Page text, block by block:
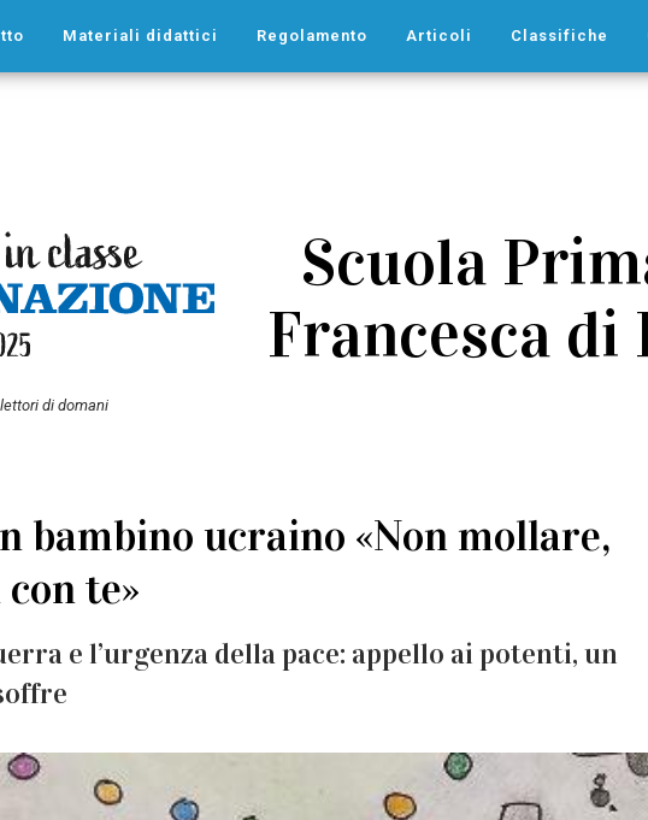
Materiali didattici Regolamento Articoli Classifiche
di domani
Scuola
Francesca di
bambino ucraino «Non mollare,
te»
e l’urgenza della pace: appello ai potenti, un